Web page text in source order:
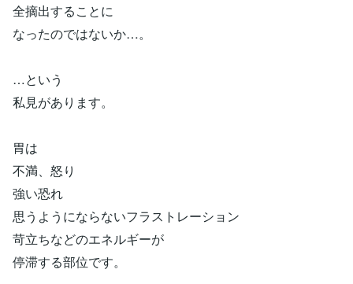
全摘出することに
なったのではないか…。
…という
私見があります。
胃は
不満、怒り
強い恐れ
思うようにならないフラストレーション
苛立ちなどのエネルギーが
停滞する部位です。